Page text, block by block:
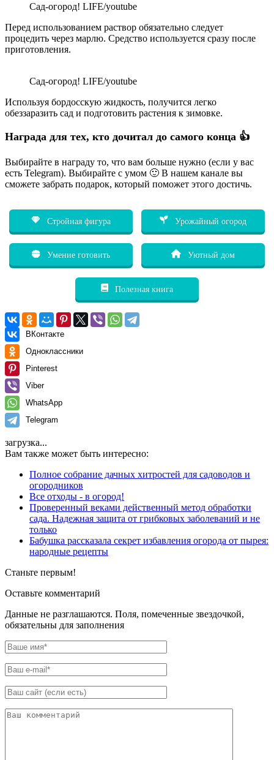
Сад-огород! LIFE/youtube
Перед использованием раствор обязательно следует
процедить через марлю. Средство используется сразу после
приготовления.
Сад-огород! LIFE/youtube
Используя бордосскую жидкость, получится легко
обеззаразить сад и подготовить растения к зимовке.
Награда для тех, кто дочитал до самого конца 👍
Выбирайте в награду то, что вам больше нужно (если у вас
есть Telegram). Выбирайте с умом 🙂 В нашем канале вы
сможете забрать подарок, который поможет этого достичь.
Стройная фигура Урожайный огород
Умение готовить Уютный дом
Полезная книга
ВКонтакте
Одноклассники
Pinterest
Viber
WhatsApp
Telegram
загрузка...
Вам также может быть интересно:
Полное собрание дачных хитростей для садоводов и
огородников
Все отходы - в огород!
Проверенный веками действенный метод обработки
сада. Надежная защита от грибковых заболеваний и не
только
Бабушка рассказала секрет избавления огорода от пырея:
народные рецепты
Станьте первым!
Оставьте комментарий
Данные не разглашаются. Поля, помеченные звездочкой,
обязательны для заполнения